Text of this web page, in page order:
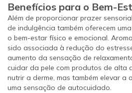
Benefícios para o Bem-
Além de proporcionar prazer
de indulgência também oferecem
o bem-estar físico e emocional.
sido associada à redução do
aumento da sensação de
cuidar da pele com produtos de alta
nutrir a derme, mas também elevar a
uma sensação de autocuidado.